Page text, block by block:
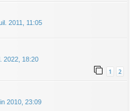
2011, 11:05
2022, 18:20
1 2
2010, 23:09